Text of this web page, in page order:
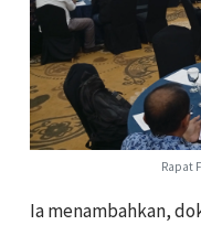
Rapat
Ia menambahkan,